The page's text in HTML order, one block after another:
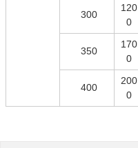
300
120
0
350
170
0
400
200
0